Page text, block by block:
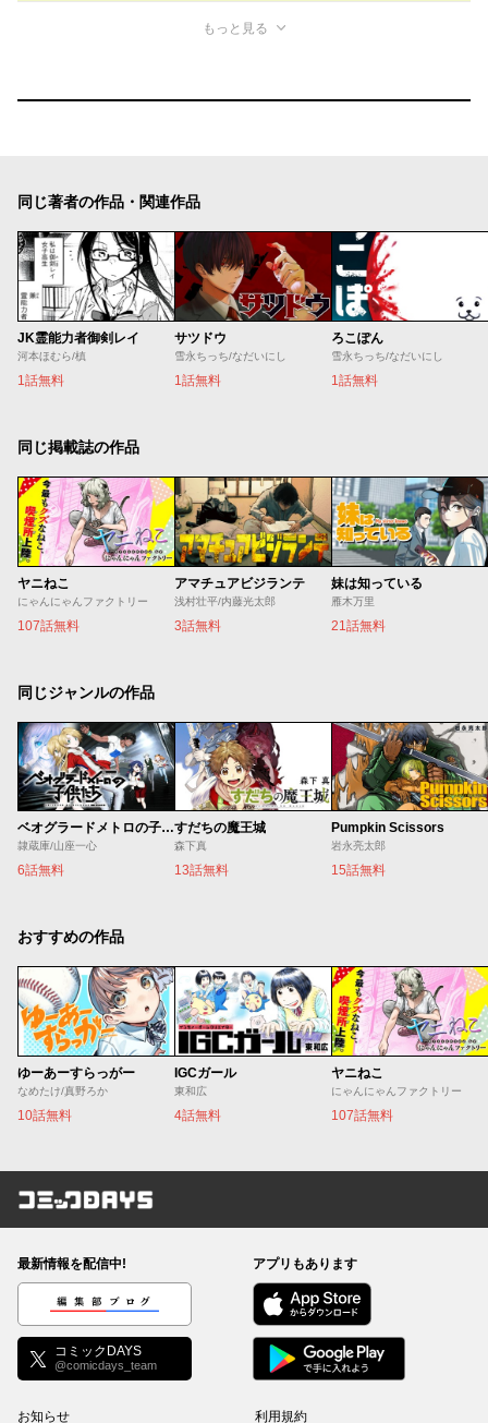
もっと見る
同じ著者の作品・関連作品
JK霊能力者御剣レイ
河本ほむら/槙
1話無料
サツドウ
雪永ちっち/なだいにし
1話無料
ろこぽん
雪永ちっち/なだいにし
1話無料
同じ掲載誌の作品
ヤニねこ
にゃんにゃんファクトリー
107話無料
アマチュアビジランテ
浅村壮平/内藤光太郎
3話無料
妹は知っている
雁木万里
21話無料
同じジャンルの作品
ベオグラードメトロの子供たち
隷蔵庫/山座一心
6話無料
すだちの魔王城
森下真
13話無料
Pumpkin Scissors
岩永亮太郎
15話無料
おすすめの作品
ゆーあーすらっがー
なめたけ/真野ろか
10話無料
IGCガール
東和広
4話無料
ヤニねこ
にゃんにゃんファクトリー
107話無料
コミックDAYS
最新情報を配信中!
編集部ブログ
コミックDAYS
@comicdays_team
アプリもあります
お知らせ 利用規約